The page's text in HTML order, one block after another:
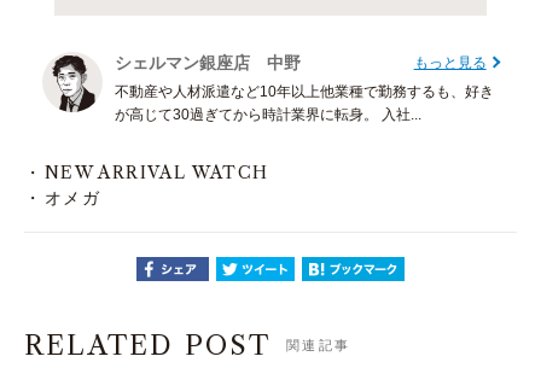
シェルマン銀座店 中野
もっと見る
不動産や人材派遣など10年以上他業種で勤務するも、好き
が高じて30過ぎてから時計業界に転身。 入社...
NEW ARRIVAL WATCH
オメガ
RELATED POST 関連記事